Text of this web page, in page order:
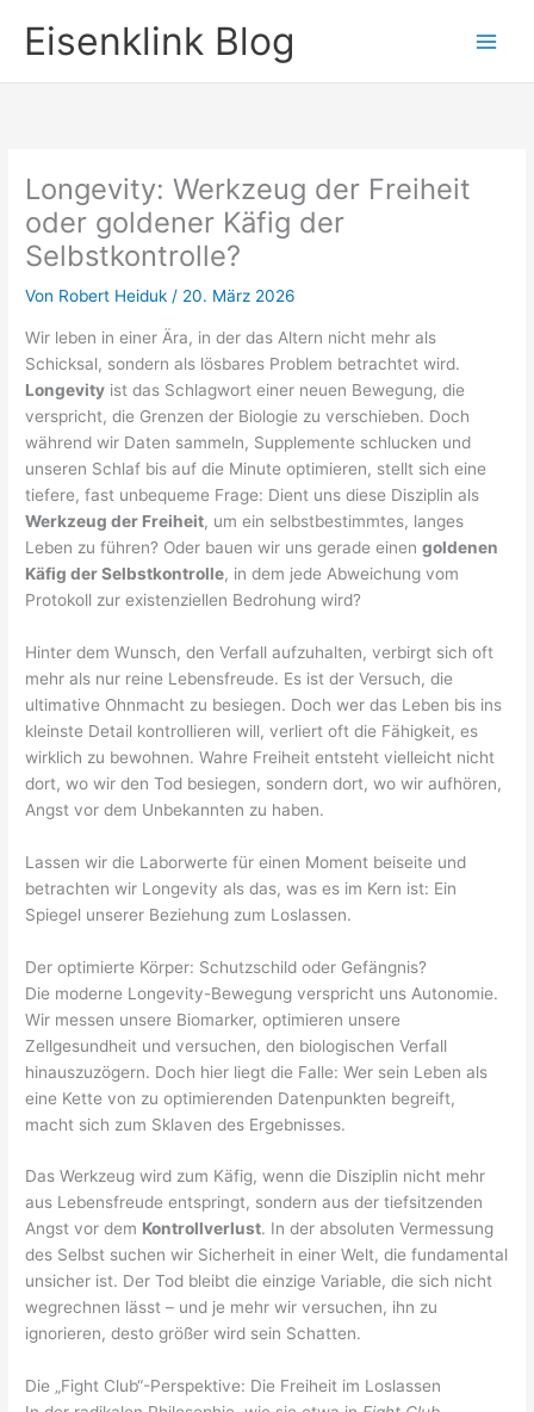
InhaltEisenklink Blog
Longevity: Werkzeug der Freiheit
oder goldener Käfig der
Selbstkontrolle?
Von Robert Heiduk/ 20. März 2026
Wir leben in einer Ära, in der das Altern nicht mehr als
Schicksal, sondern als lösbares Problem betrachtet wird.
Longevity ist das Schlagwort einer neuen Bewegung, die
verspricht, die Grenzen der Biologie zu verschieben. Doch
während wir Daten sammeln, Supplemente schlucken und
unseren Schlaf bis auf die Minute optimieren, stellt sich eine
tiefere, fast unbequeme Frage: Dient uns diese Disziplin als
Werkzeug der Freiheit, um ein selbstbestimmtes, langes
Leben zu führen? Oder bauen wir uns gerade einengoldenen
Käfig der Selbstkontrolle, in dem jede Abweichung vom
Protokoll zur existenziellen Bedrohung wird?
Hinter dem Wunsch, den Verfall aufzuhalten, verbirgt sich oft
mehr als nur reine Lebensfreude. Es ist der Versuch, die
ultimative Ohnmacht zu besiegen. Doch wer das Leben bis ins
kleinste Detail kontrollieren will, verliert oft die Fähigkeit, es
wirklich zu bewohnen. Wahre Freiheit entsteht vielleicht nicht
dort, wo wir den Tod besiegen, sondern dort, wo wir aufhören,
Angst vor dem Unbekannten zu haben.
Lassen wir die Laborwerte für einen Moment beiseite und
betrachten wir Longevity als das, was es im Kern ist: Ein
Spiegel unserer Beziehung zum Loslassen.
Der optimierte Körper: Schutzschild oder Gefängnis?
Die moderne Longevity-Bewegung verspricht uns Autonomie.
Wir messen unsere Biomarker, optimieren unsere
Zellgesundheit und versuchen, den biologischen Verfall
hinauszuzögern. Doch hier liegt die Falle: Wer sein Leben als
eine Kette von zu optimierenden Datenpunkten begreift,
macht sich zum Sklaven des Ergebnisses.
Das Werkzeug wird zum Käfig, wenn die Disziplin nicht mehr
aus Lebensfreude entspringt, sondern aus der tiefsitzenden
Angst vor dem Kontrollverlust. In der absoluten Vermessung
des Selbst suchen wir Sicherheit in einer Welt, die fundamental
unsicher ist. Der Tod bleibt die einzige Variable, die sich nicht
wegrechnen lässt – und je mehr wir versuchen, ihn zu
ignorieren, desto größer wird sein Schatten.
Die „Fight Club“-Perspektive: Die Freiheit im Loslassen